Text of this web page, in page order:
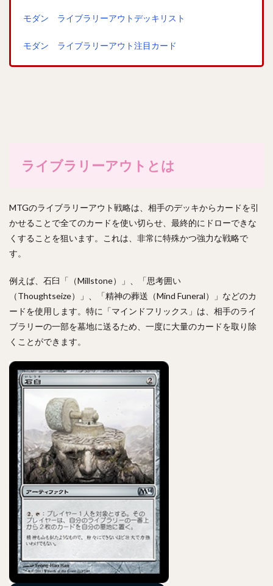
モダン ライブラリーアウトデッキリスト
モダン ライブラリーアウト注目カード
ライブラリーアウトとは
MTGのライブラリーアウト戦略は、相手のデッキからカードを引
かせることで全てのカードを使い切らせ、最終的にドローできな
くすることを狙います。これは、非常に特殊かつ強力な戦略で
す。
例えば、石臼「（Millstone）」、「思考囲い
（Thoughtseize）」、「精神の葬送（Mind Funeral）」などのカ
ードを使用します。特に「マインドフリックス」は、相手のライ
ブラリーの一部を墓地に送るため、一度に大量のカードを取り除
くことができます。